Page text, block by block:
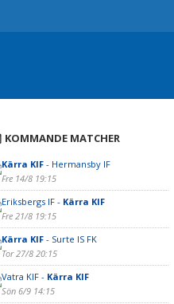
KOMMANDE MATCHER
Kärra KIF- Hermansby IF
Fre 14/8 19:15
Eriksbergs IF - Kärra KIF
Fre 21/8 19:15
Kärra KIF- Surte IS FK
Tor 27/8 20:15
Vatra KIF - Kärra KIF
Sön 6/9 14:15